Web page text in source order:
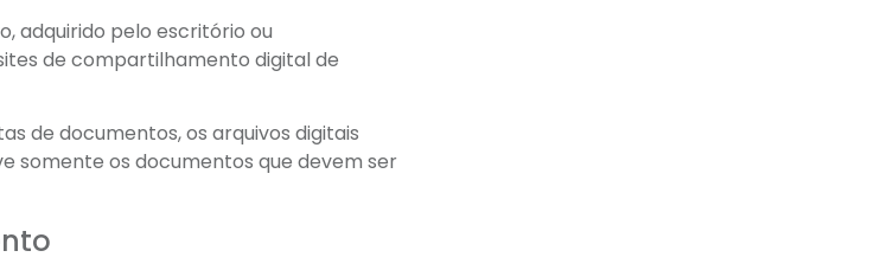
adquirido pelo escritório ou
de compartilhamento digital de
de documentos, os arquivos digitais
somente os documentos que devem ser